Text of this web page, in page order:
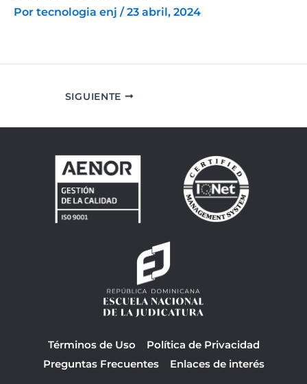
Por tecnologia enj / 23 abril, 2024
SIGUIENTE
Términos de Uso
Política de Privacidad
Preguntas Frecuentes
Enlaces de interés